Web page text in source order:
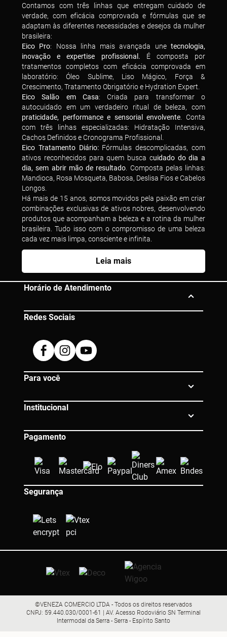
Contamos com três linhas que entregam cuidado de
verdade, com eficácia comprovada e fórmulas que se
adaptam às diferentes necessidades e desejos da mulher
brasileira:
Eico Pro: Nossa linha mais avançada unetecnologia,
inovação e expertise profissional. É composta por
tratamentos completos com eficácia comprovada em
laboratório: Óleo Sublime, Liso Mágico, Força &
Crescimento, Tratamento Obrigatório e Hydration Expert.
Eico Salão em Casa: Criada para transformar o
autocuidado em um verdadeiro ritual de beleza, com
praticidade, performance e sensorial envolvente . Conta
com três linhas especializadas: Hidratação Intensiva,
Cachos Definidos e Cronograma Profissional.
Eico Tratamento Diário:Fórmulas descomplicadas, com
ativos reconhecidos para quem busca cuidado do dia a
dia, sem abrir mão de resultado . Composta pelas linhas:
Mandioca, Rosa Mosqueta, Babosa, Deslisa Fios e Cabelos
Longos.
Há mais de 15 anos, somos movidos pela paixão em criar
combinações exclusivas de ativos nobres, desenvolvendo
produtos que acompanham a beleza e a rotina da mulher
brasileira. Tudo isso com o compromisso de uma beleza
cada vez mais limpa, consciente e infinita.
Leia mais
Horário de Atendimento
Dúvidas? Entre em contato:
0800 080 0609 |
atendimento@eico.com.br
Redes Sociais
FacebookInstagramYoutube
Para você
Institucional
Pagamento
Segurança
©VENEZA COMERCIO LTDA - Todos os direitos reservados
CNPJ: 59.440.030/0001-61 | AV. Acesso Rodoviário SN Terminal
Intermodal da Serra - Serra - Espírito Santo